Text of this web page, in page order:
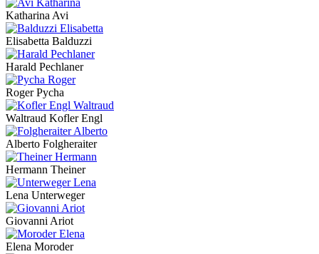
Katharina Avi
Elisabetta Balduzzi
Harald Pechlaner
Roger Pycha
Waltraud Kofler Engl
Alberto Folgheraiter
Hermann Theiner
Lena Unterweger
Giovanni Ariot
Elena Moroder